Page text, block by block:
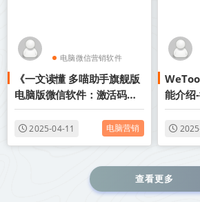
电脑微信营销软件
电脑版微信加人
《一文读懂 多喵助手旗舰版
电脑版微信软件：激活码与
使用教程大揭秘》
2025-04-11 电脑营销
能介绍
活码授
查看更多